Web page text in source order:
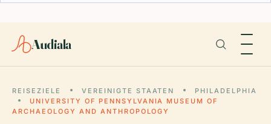
Audiala
REISEZIELE VEREINIGTE STAATEN
PHILADELPHIA
UNIVERSITY OF PENNSYLVANIA MUSEUM OF
ARCHAEOLOGY AND ANTHROPOLOGY